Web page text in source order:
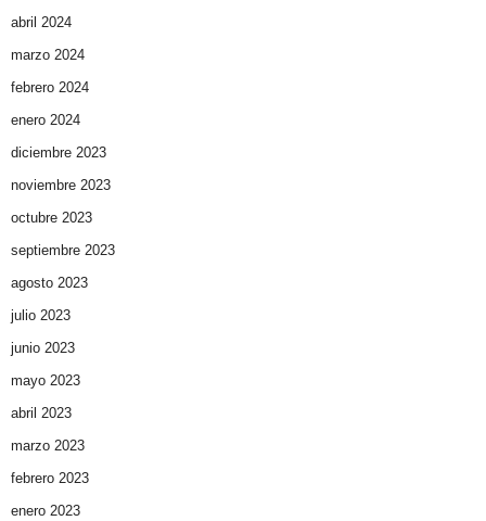
abril 2024
marzo 2024
febrero 2024
enero 2024
diciembre 2023
noviembre 2023
octubre 2023
septiembre 2023
agosto 2023
julio 2023
junio 2023
mayo 2023
abril 2023
marzo 2023
febrero 2023
enero 2023